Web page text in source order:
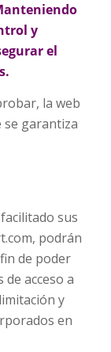
y
el
la web
se garantiza
sus
podrán
de poder
acceso a
y
en